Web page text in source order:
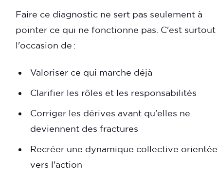
Faire ce diagnostic ne sert pas seulement à
pointer ce qui ne fonctionne pas. C'est surtout
l'occasion de :
Valoriser ce qui marche déjà
Clarifier les rôles et les responsabilités
Corriger les dérives avant qu'elles ne
deviennent des fractures
Recréer une dynamique collective orientée
vers l'action